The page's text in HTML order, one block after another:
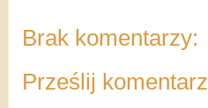
Brak komentarzy:
Prześlij komentarz